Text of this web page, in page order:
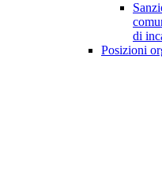
di
Posizioni